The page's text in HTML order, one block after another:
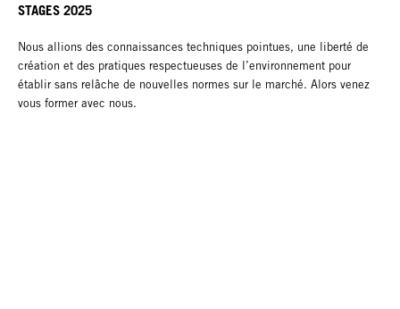
STAGES 2025
Nous allions des connaissances techniques pointues, une liberté de
création et des pratiques respectueuses de l’environnement pour
établir sans relâche de nouvelles normes sur le marché. Alors venez
vous former avec nous.